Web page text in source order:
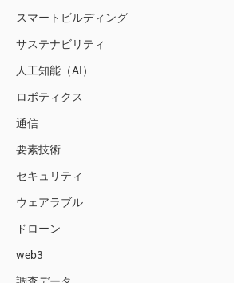
スマートビルディング
サステナビリティ
人工知能（AI）
ロボティクス
通信
要素技術
セキュリティ
ウェアラブル
ドローン
web3